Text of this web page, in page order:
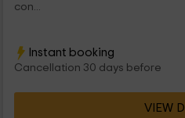
con...
Instant booking
Cancellation 30 days before
VIEW